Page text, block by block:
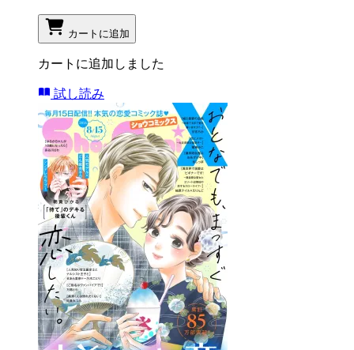
カートに追加
カートに追加しました
試し読み